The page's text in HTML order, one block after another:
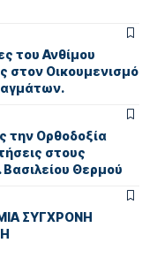
του Ανθίμου
στον Οικουμενισμό
την Ορθοδοξία
στους
Βασιλείου Θερμού
ΣΥΓΧΡΟΝΗ